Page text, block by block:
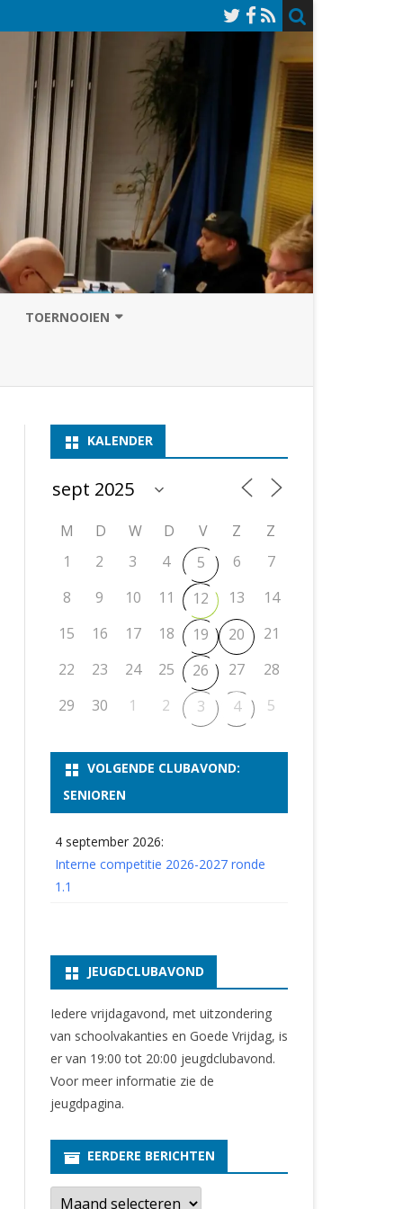
VAN SCHAAKCLUB
ASSEN 2
ASSEN 3
ASSEN I
ASSEN II
NOSBO-BEKER OPEN
T/M 1900
T/M 1700
KNSB-COMPETITIE
NOSBO-COMPETITIE
KNSB-JEUGDCOMPETITIE
TOERNOOIEN
UITSLAGEN 2023
KALENDER
M D W D V Z
Z
1
2 3 4 5 6
7
8
9 10 11 12 13
14
15
16 17 18 19 20
21
22
23 24 25 26 27
28
29
30 1 2 3 4 5
VOLGENDE CLUBAVOND:
SENIOREN
4 september 2026:
Interne competitie 2026-2027 ronde
1.1
JEUGDCLUBAVOND
Iedere vrijdagavond, met uitzondering
van schoolvakanties en Goede Vrijdag, is
er van 19:00 tot 20:00 jeugdclubavond.
Voor meer informatie zie de
jeugdpagina.
EERDERE BERICHTEN
E